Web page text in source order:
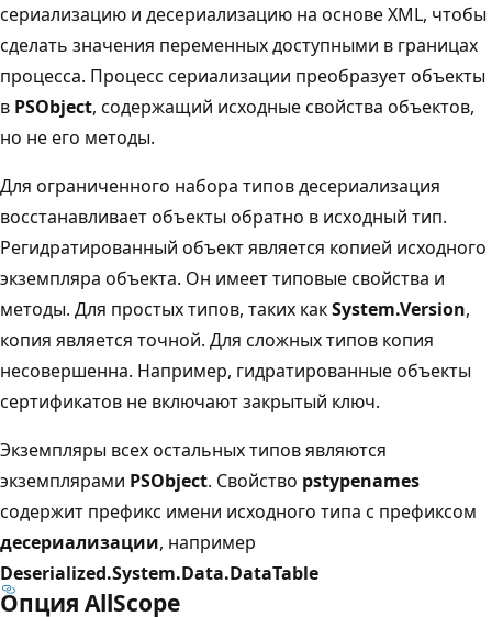
сериализацию и десериализацию на основе XML, чтобы
сделать значения переменных доступными в границах
процесса. Процесс сериализации преобразует объекты
в PSObject, содержащий исходные свойства объектов,
но не его методы.
Для ограниченного набора типов десериализация
восстанавливает объекты обратно в исходный тип.
Регидратированный объект является копией исходного
экземпляра объекта. Он имеет типовые свойства и
методы. Для простых типов, таких какSystem.Version,
копия является точной. Для сложных типов копия
несовершенна. Например, гидратированные объекты
сертификатов не включают закрытый ключ.
Экземпляры всех остальных типов являются
экземплярами PSObject. Свойство pstypenames
содержит префикс имени исходного типа с префиксом
десериализации, например
Deserialized.System.Data.DataTable
Опция AllScope